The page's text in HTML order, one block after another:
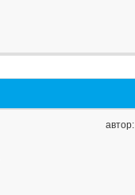
автор: